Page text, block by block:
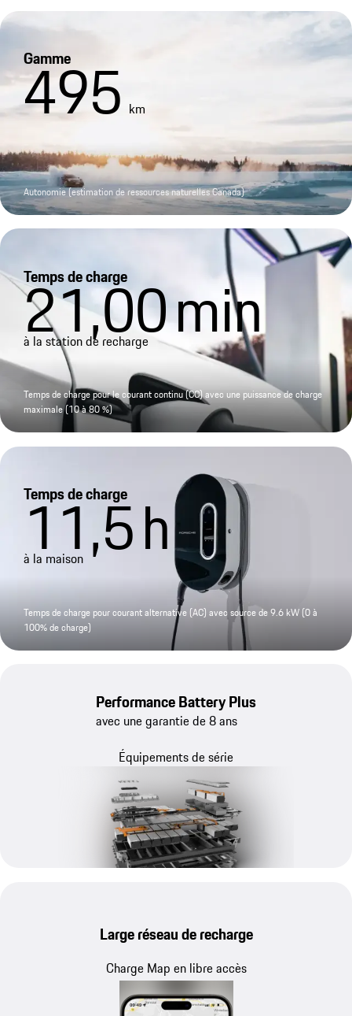
Gamme
495 km
Autonomie (estimation de ressources naturelles Canada)
Temps de charge
21,00min
à la station de recharge
Temps de charge pour le courant continu (CC) avec une puissance de charge
maximale (10 à 80 %)
Temps de charge
11,5h
à la maison
Temps de charge pour courant alternative (AC) avec source de 9.6 kW (0 à
100% de charge)
Performance Battery Plus
avec une garantie de 8 ans
Équipements de série
Large réseau de recharge
Charge Map en libre accès